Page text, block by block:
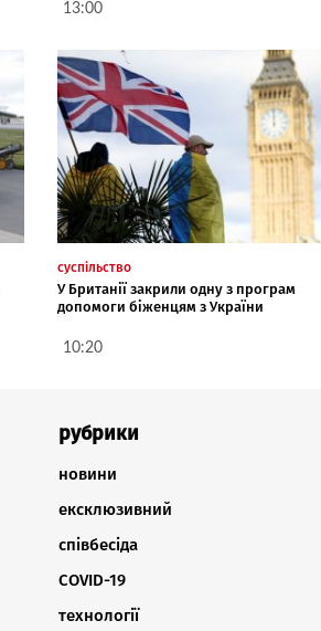
13:00
суспільство
У Британії закрили одну з програм
допомоги біженцям з України
10:20
рубрики
новини
ексклюзивний
співбесіда
COVID-19
технології